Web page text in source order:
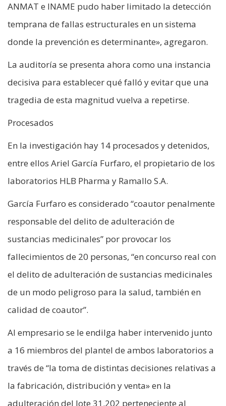
ANMAT e INAME pudo haber limitado la detección
temprana de fallas estructurales en un sistema
donde la prevención es determinante», agregaron.
La auditoría se presenta ahora como una instancia
decisiva para establecer qué falló y evitar que una
tragedia de esta magnitud vuelva a repetirse.
Procesados
En la investigación hay 14 procesados y detenidos,
entre ellos Ariel García Furfaro, el propietario de los
laboratorios HLB Pharma y Ramallo S.A.
García Furfaro es considerado “coautor penalmente
responsable del delito de adulteración de
sustancias medicinales” por provocar los
fallecimientos de 20 personas, “en concurso real con
el delito de adulteración de sustancias medicinales
de un modo peligroso para la salud, también en
calidad de coautor”.
Al empresario se le endilga haber intervenido junto
a 16 miembros del plantel de ambos laboratorios a
través de “la toma de distintas decisiones relativas a
la fabricación, distribución y venta» en la
adulteración del lote 31.202 perteneciente al